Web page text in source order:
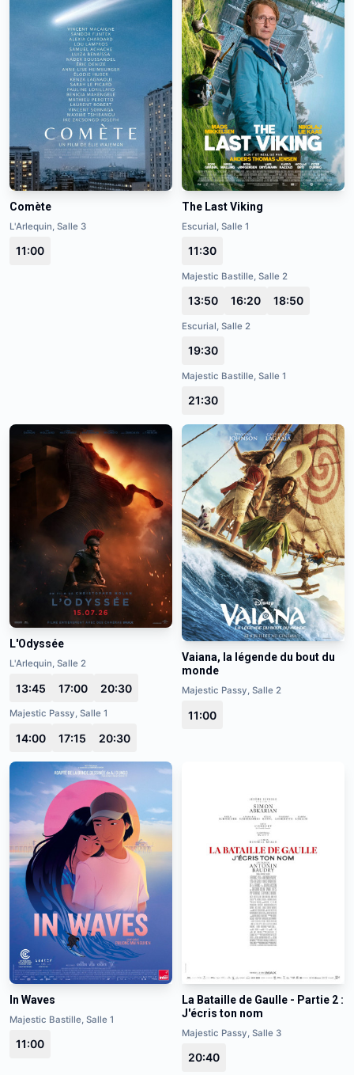
Comète
L'Arlequin, Salle 3
11:00
The Last Viking
Escurial, Salle 1
11:30
Majestic Bastille, Salle 2
13:50 16:20 18:50
Escurial, Salle 2
19:30
Majestic Bastille, Salle 1
21:30
L'Odyssée
L'Arlequin, Salle 2
13:45 17:00 20:30
Majestic Passy, Salle 1
14:00 17:15 20:30
Vaiana, la légende du bout du
monde
Majestic Passy, Salle 2
11:00
In Waves
Majestic Bastille, Salle 1
11:00
La Bataille de Gaulle - Partie 2 :
J'écris ton nom
Majestic Passy, Salle 3
20:40